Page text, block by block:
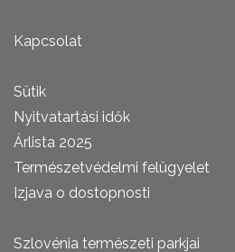
Kapcsolat
Sütik
Nyitvatartási idők
Árlista 2025
Természetvédelmi felügyelet
Izjava o dostopnosti
Szlovénia természeti parkjai